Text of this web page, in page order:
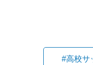
#高校サ